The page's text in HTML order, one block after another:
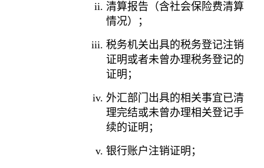
清算报告（含社会保险费清算
情况）；
税务机关出具的税务登记注销
证明或者未曾办理税务登记的
证明；
外汇部门出具的相关事宜已清
理完结或未曾办理相关登记手
续的证明；
银行账户注销证明；